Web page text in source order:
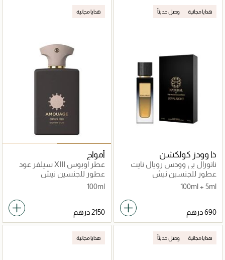
هدايا مجانية وصل حديثاً
ذا وودز كولكشن
ناتورال بي وودس رويال نايت
عطور للجنسين نيش
100ml + 5ml
هدايا مجانية
أمواج
عطر اوبوس XIII سيلفر عود
عطور للجنسين نيش
100ml
هدايا مجانية وصل حديثاً هدايا مجانية